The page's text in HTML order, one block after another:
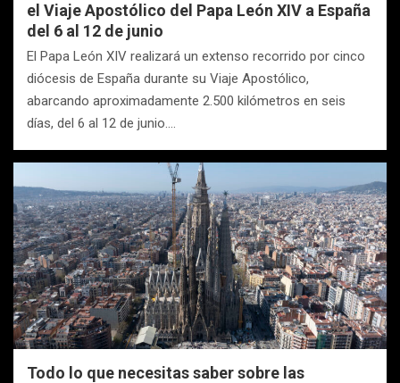
el Viaje Apostólico del Papa León XIV a España
del 6 al 12 de junio
El Papa León XIV realizará un extenso recorrido por cinco
diócesis de España durante su Viaje Apostólico,
abarcando aproximadamente 2.500 kilómetros en seis
días, del 6 al 12 de junio.…
Todo lo que necesitas saber sobre las